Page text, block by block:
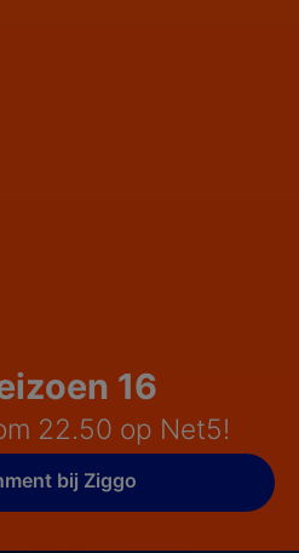
16
22.50 op Net5!
bij Ziggo